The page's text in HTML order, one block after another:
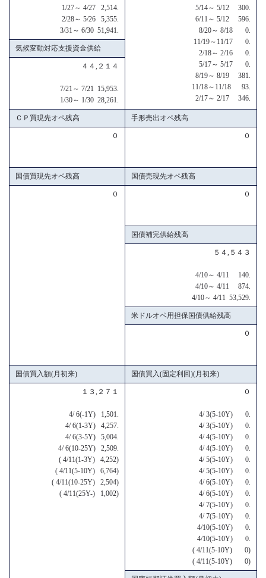
1/27～ 4/27 2,514.
2/28～ 5/26 5,355.
3/31～ 6/30 51,941.
5/14～ 5/12 300.
6/11～ 5/12 596.
8/20～ 8/18 0.
11/19～11/17 0.
2/18～ 2/16 0.
5/17～ 5/17 0.
8/19～ 8/19 381.
11/18～11/18 93.
2/17～ 2/17 346.
気候変動対応支援資金供給
４４,２１４
7/21～ 7/21 15,953.
1/30～ 1/30 28,261.
ＣＰ買現先オペ残高 手形売出オペ残高
０ ０
国債買現先オペ残高 国債売現先オペ残高
０ ０
国債補完供給残高
５４,５４３
4/10～ 4/11 140.
4/10～ 4/11 874.
4/10～ 4/11 53,529.
米ドルオペ用担保国債供給残高
０
国債買入額(月初来) 国債買入(固定利回)(月初来)
１３,２７１
4/ 6(-1Y) 1,501.
4/ 6(1-3Y) 4,257.
4/ 6(3-5Y) 5,004.
4/ 6(10-25Y) 2,509.
( 4/11(1-3Y) 4,252)
( 4/11(5-10Y) 6,764)
( 4/11(10-25Y) 2,504)
( 4/11(25Y-) 1,002)
０
4/ 3(5-10Y) 0.
4/ 3(5-10Y) 0.
4/ 4(5-10Y) 0.
4/ 4(5-10Y) 0.
4/ 5(5-10Y) 0.
4/ 5(5-10Y) 0.
4/ 6(5-10Y) 0.
4/ 6(5-10Y) 0.
4/ 7(5-10Y) 0.
4/ 7(5-10Y) 0.
4/10(5-10Y) 0.
4/10(5-10Y) 0.
( 4/11(5-10Y) 0)
( 4/11(5-10Y) 0)